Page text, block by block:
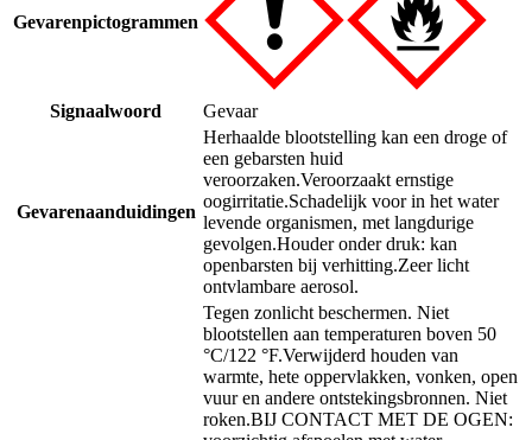
Gevarenpictogrammen
Signaalwoord Gevaar
Gevarenaanduidingen
Herhaalde blootstelling kan een droge of
een gebarsten huid
veroorzaken.Veroorzaakt ernstige
oogirritatie.Schadelijk voor in het water
levende organismen, met langdurige
gevolgen.Houder onder druk: kan
openbarsten bij verhitting.Zeer licht
ontvlambare aerosol.
Tegen zonlicht beschermen. Niet
blootstellen aan temperaturen boven 50
°C/122 °F.Verwijderd houden van
warmte, hete oppervlakken, vonken, open
vuur en andere ontstekingsbronnen. Niet
roken.BIJ CONTACT MET DE OGEN: